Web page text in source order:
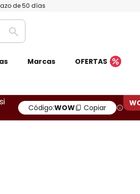
de 50 días
Buscar
Marcas OFERTAS
Código:WOW Copiar